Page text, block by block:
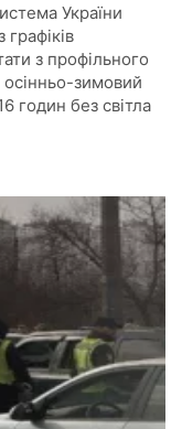
України
з профільного
осінньо-зимовий
годин без світла